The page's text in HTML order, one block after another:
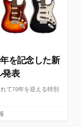
を記念した新
発表
て70年を迎える特別